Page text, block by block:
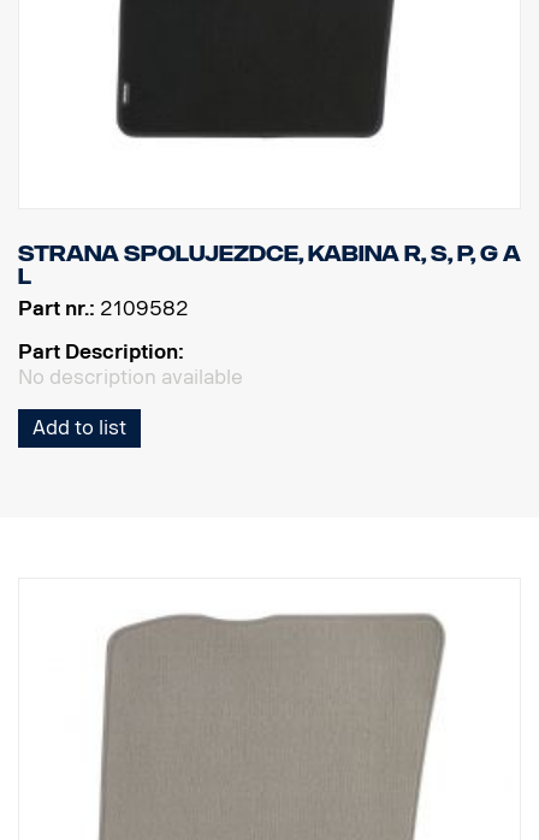
Strana spolujezdce, kabina R, S, P, G a
L
Part nr.: 2109582
Part Description:
No description available
Add to list